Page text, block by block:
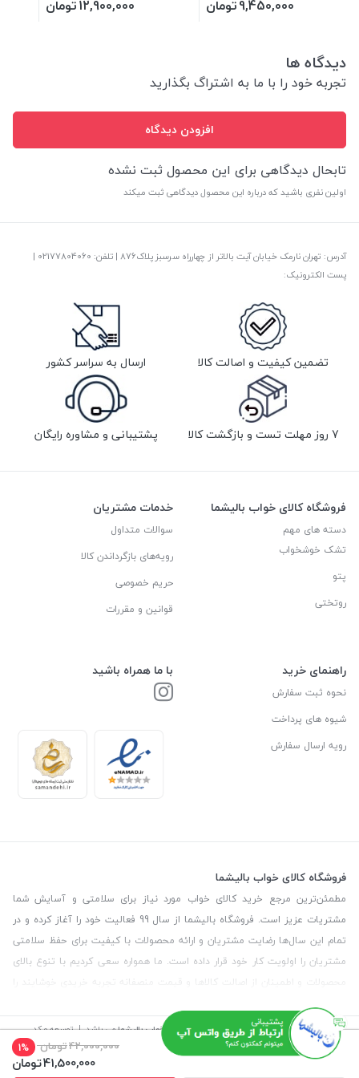
9,450,000تومان 12,900,000تومان
دیدگاه ها
تجربه خود را با ما به اشتراگ بگذارید
افزودن دیدگاه
تابحال دیدگاهی برای این محصول ثبت نشده
اولین نفری باشید که درباره این محصول دیدگاهی ثبت میکند
42,000,000تومان 1%
41,500,000تومان
آدرس: تهران نارمک خیابان آیت بالاتر از چهارراه سرسبز پلاک876 | تلفن: ‎02177804060 |
پست الکترونیک:
تضمین کیفیت و اصالت کالا ارسال به سراسر کشور
7 روز مهلت تست و بازگشت کالا پشتیبانی و مشاوره رایگان
فروشگاه کالای خواب بالیشما
دسته های مهم
تشک خوشخواب
پتو
روتختی
خدمات مشتریان
سوالات متداول
رویه‌های بازگرداندن کالا
حریم خصوصی
قوانین و مقررات
راهنمای خرید
نحوه ثبت سفارش
شیوه های پرداخت
رویه ارسال سفارش
با ما همراه باشید
فروشگاه کالای خواب بالیشما
مطمئن‌ترین مرجع خرید کالای خواب مورد نیاز برای سلامتی و آسایش شما
مشتریات عزیز است. فروشگاه بالیشما از سال 99 فعالیت خود را آغاز کرده و در
تمام این سال‌ها رضایت مشتریان و ارائه محصولات با کیفیت برای حفظ سلامتی
مشتریان را اولویت کار خود قرار داده است. ما همواره سعی کردیم با تنوع بالای
محصولات و اطمینان از اصالت کالاها و قیمت منصفانه تجربه خریدی خوشایند را
برای مشتریان رقم بزنیم. همچنین برای دریافت مشاوره رایگان درمورد محصولات
می‌توانیدبا شماره مشاور در تماس باشید.
آدرس: تهران - خیابان آیت - بالاتر از چهارراه سرسبز - رو به رو مسجد
© تمامی حقوق این سایت متعلق بهفروشگاه کالای خواب بالیشمامی باشد. | توسعه و کد
نویسی: سپکام سیستمطراحی و اجرا:آژانس دیجیتال مارکتینگ سپتا